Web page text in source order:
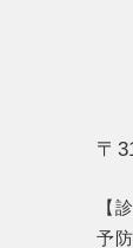
〒
【
予